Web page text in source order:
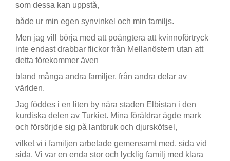
som dessa kan uppstå,
både ur min egen synvinkel och min familjs.
Men jag vill börja med att poängtera att kvinnoförtryck
inte endast drabbar flickor från Mellanöstern utan att
detta förekommer även
bland många andra familjer, från andra delar av
världen.
Jag föddes i en liten by nära staden Elbistan i den
kurdiska delen av Turkiet. Mina föräldrar ägde mark
och försörjde sig på lantbruk och djurskötsel,
vilket vi i familjen arbetade gemensamt med, sida vid
sida. Vi var en enda stor och lycklig familj med klara